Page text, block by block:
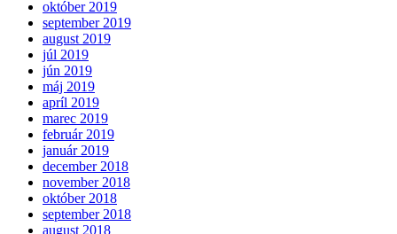
október 2019
september 2019
august 2019
júl 2019
jún 2019
máj 2019
apríl 2019
marec 2019
február 2019
január 2019
december 2018
november 2018
október 2018
september 2018
august 2018